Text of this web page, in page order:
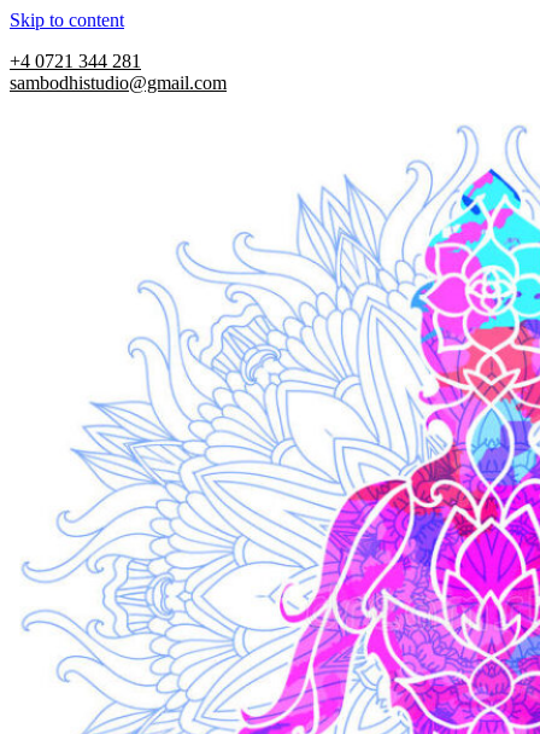
Skip to content
+4 0721 344 281
sambodhistudio@gmail.com